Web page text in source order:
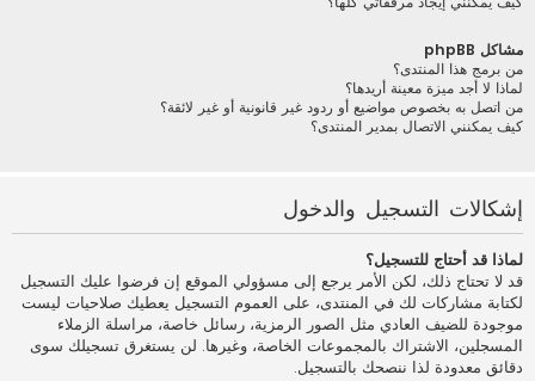
مشاكل phpBB
من برمج هذا المنتدى؟
لماذا لا أجد ميزة معينة أريدها؟
من اتصل به بخصوص مواضيع أو ردود غير قانونية أو غير لائقة؟
كيف يمكنني الاتصال بمدير المنتدى؟
إشكالات التسجيل والدخول
لماذا قد أحتاج للتسجيل؟
قد لا تحتاج ذلك، لكن الأمر يرجع إلى مسؤولي الموقع إن فرضوا عليك التسجيل
لكتابة مشاركات لك في المنتدى، على العموم التسجيل يعطيك صلاحيات ليست
موجودة للضيف العادي مثل الصور الرمزية، رسائل خاصة، مراسلة الزملاء
المسجلين، الاشتراك بالمجموعات الخاصة، وغيرها. لن يستغرق تسجيلك سوى
دقائق معدودة لذا ننصحك بالتسجيل.